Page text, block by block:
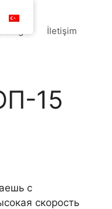
İletişim
15
с
скорость